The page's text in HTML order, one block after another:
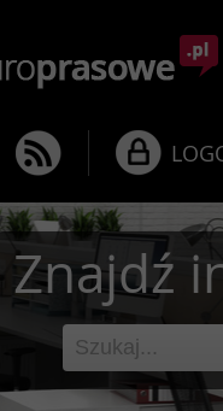
Znajdź